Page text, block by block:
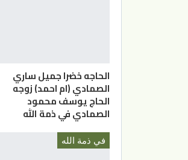
الحاجه خضرا جميل ساري
الصمادي (ام احمد) زوجه
الحاج يوسف محمود
الصمادي في ذمة الله
في ذمة الله